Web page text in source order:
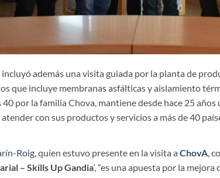
incluyó además una visita guiada por la planta de
que incluye membranas asfálticas y aislamiento
40 por la familia Chova, mantiene desde hace 25
con sus productos y servicios a más de 40
Roig , quien estuvo presente en la visita a ChovA ,
– Skills Up Gandia‘, “es una apuesta por la